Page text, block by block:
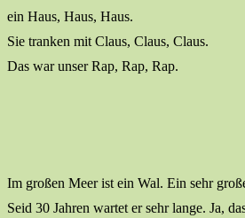
ein Haus, Haus, Haus.
Sie tranken mit Claus, Claus, Claus.
Das war unser Rap, Rap, Rap.
Im großen Meer ist ein Wal. Ein sehr
Seid 30 Jahren wartet er sehr lange. Ja,